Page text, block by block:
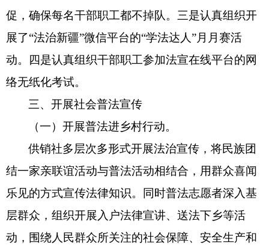
促，确保每名干部职工都不掉队。三是认真组织开
展了“法治新疆”微信平台的“学法达人”月月赛活
动。四是认真组织干部职工参加法宣在线平台的网
络无纸化考试。
三、开展社会普法宣传
（一）开展普法进乡村行动。
供销社多层次多形式开展法治宣传，将民族团
结一家亲联谊活动与普法活动相结合 ， 用群众喜闻
乐见的方式宣传法律知识。同时普法志愿者深入基
层群众，组织开展入户法律宣讲、送法下乡等活
动，围绕人民群众所关注的社会保障、安全生产和